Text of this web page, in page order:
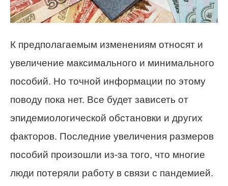
К предполагаемым изменениям относят и
увеличение максимального и минимального
пособий. Но точной информации по этому
поводу пока нет. Все будет зависеть от
эпидемиологической обстановки и других
факторов. Последние увеличения размеров
пособий произошли из-за того, что многие
люди потеряли работу в связи с пандемией.